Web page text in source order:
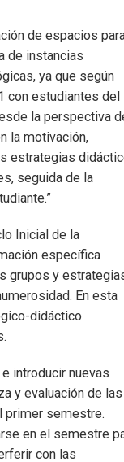
de espacios
de instancias
ya que según
con estudiantes del
la perspectiva
la motivación,
estrategias
seguida de la
Inicial de la
específica
grupos y
En esta
didáctico
introducir nuevas
y evaluación de las
primer semestre.
en el semestre
con las